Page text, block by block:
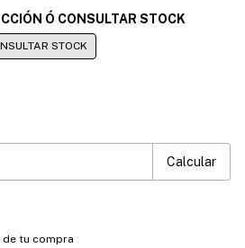
Ó CONSULTAR STOCK
STOCK
Calcular
tu compra